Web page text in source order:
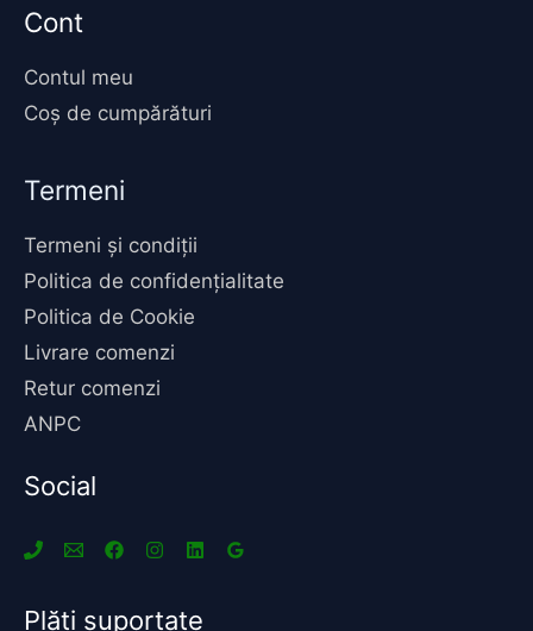
Cont
Contul meu
Coș de cumpărături
Termeni
Termeni și condiții
Politica de confidențialitate
Politica de Cookie
Livrare comenzi
Retur comenzi
ANPC
Social
Plăti suportate